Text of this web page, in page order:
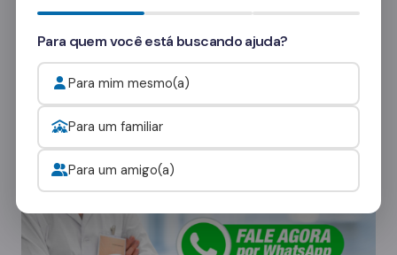
Onde procurar ajuda para o alcoolismo?
Para quem você está buscando ajuda?
Para mim mesmo(a)
Para um familiar
Para um amigo(a)